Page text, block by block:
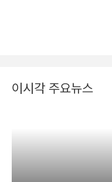
이시각 주요뉴스